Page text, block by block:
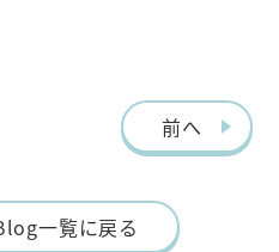
前へ
一覧に戻る